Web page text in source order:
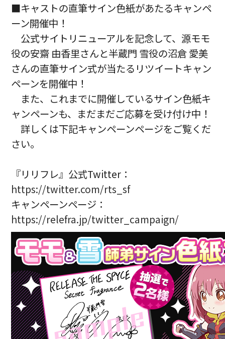
■キャストの直筆サイン色紙があたるキャンペ
ーン開催中！
公式サイトリニューアルを記念して、源モモ
役の安齋 由香里さんと半蔵門 雪役の沼倉 愛美
さんの直筆サイン式が当たるリツイートキャン
ペーンを開催中！
また、これまでに開催しているサイン色紙キ
ャンペーンも、まだまだご応募を受け付け中！
詳しくは下記キャンペーンページをご覧くだ
さい。
『リリフレ』公式Twitter：
https://twitter.com/rts_sf
キャンペーンページ：
https://relefra.jp/twitter_campaign/